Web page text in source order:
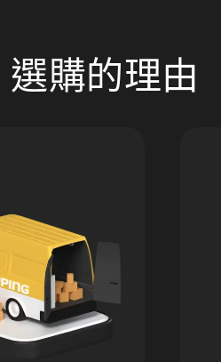
購的理由